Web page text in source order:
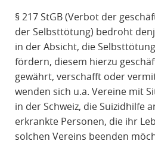
§ 217 StGB (Verbot der
der Selbsttötung) bedroht
in der Absicht, die
fördern, diesem hierzu
gewährt, verschafft oder
wenden sich u.a. Vereine mit
in der Schweiz, die Suizidhilfe
erkrankte Personen, die ihr
solchen Vereins beenden